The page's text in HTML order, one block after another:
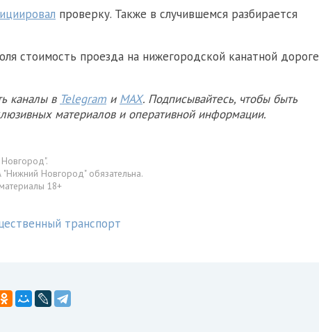
проверку. Также в случившемся разбирается
стоимость проезда на нижегородской канатной дороге
каналы в Telegram и MAX. Подписывайтесь, чтобы быть
материалов и оперативной информации.
Новгород" обязательна.
18+
транспорт